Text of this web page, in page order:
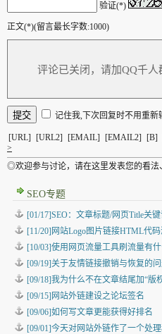
验证(*)
正文(*)(留言最长字数:1000)
记住我,下次回复时不用重新
[URL] [URL2] [EMAIL] [EMAIL2] [B]
>
◎欢迎参与讨论，请在这里发表您的看法
SEO专题
[01/17]SEO：文章标题/网页Title关
[11/20]网站Logo图片链接HTML代
[10/03]使用网页流量工具刷流量有
[09/19]关于友情链接撤销与恢复的
[09/18]我为什么不在文章结尾加“版
[09/15]网站外链建设之论坛签名
[09/06]如何写文章更能获得好排名
[09/01]今天对网站外链作了一个处